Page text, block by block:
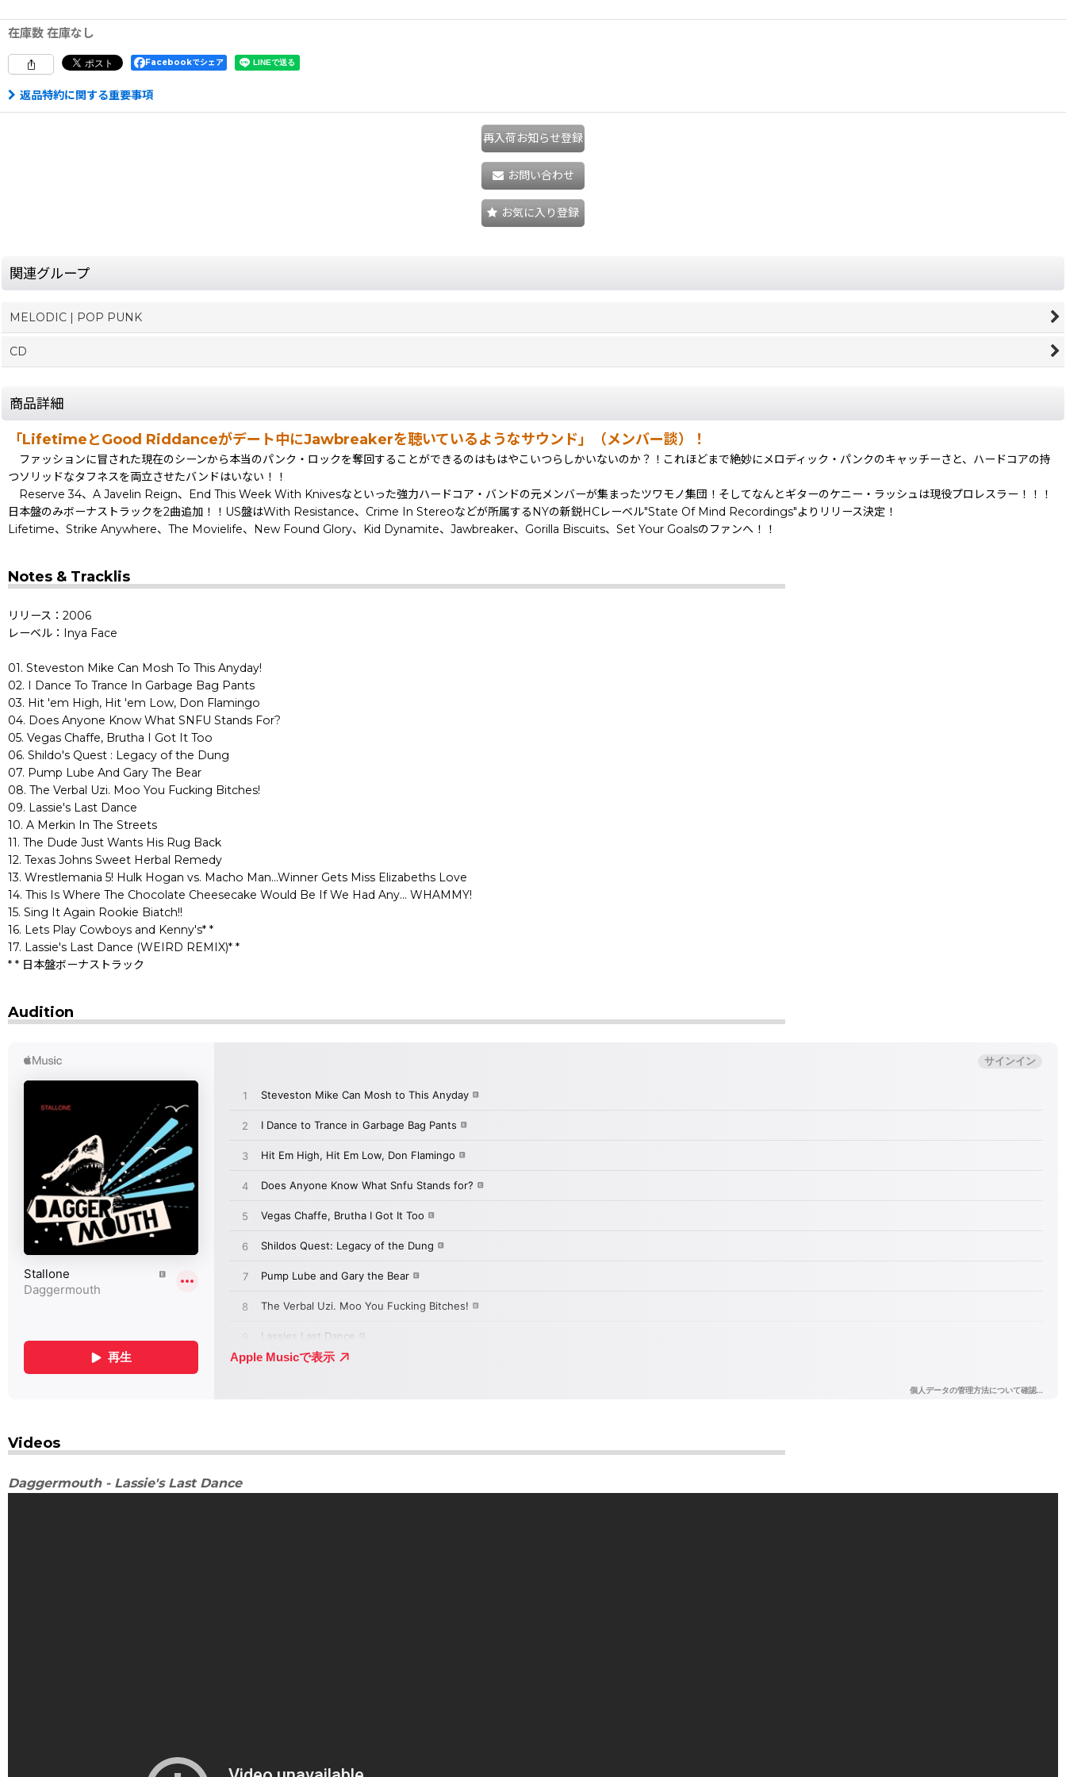
在庫数 在庫なし
Facebookでシェア
返品特約に関する重要事項
再入荷お知らせ登録
お問い合わせ
お気に入り登録
関連グループ
MELODIC | POP PUNK
CD
商品詳細
「LifetimeとGood Riddanceがデート中にJawbreakerを聴いているようなサウンド」（メンバー談）！
ファッションに冒された現在のシーンから本当のパンク・ロックを奪回することができるのはもはやこいつらしかいないのか？！これほどまで絶妙にメロディック・パンクのキャッチーさと、ハードコアの持
つソリッドなタフネスを両立させたバンドはいない！！
Reserve 34、A Javelin Reign、End This Week With Knivesなといった強力ハードコア・バンドの元メンバーが集まったツワモノ集団！そしてなんとギターのケニー・ラッシュは現役プロレスラー！！！
日本盤のみボーナストラックを2曲追加！！US盤はWith Resistance、Crime In Stereoなどが所属するNYの新鋭HCレーベル"State Of Mind Recordings"よりリリース決定！
Lifetime、Strike Anywhere、The Movielife、New Found Glory、Kid Dynamite、Jawbreaker、Gorilla Biscuits、Set Your Goalsのファンへ！！
Notes & Tracklis
リリース：2006
レーベル：Inya Face
01. Steveston Mike Can Mosh To This Anyday!
02. I Dance To Trance In Garbage Bag Pants
03. Hit 'em High, Hit 'em Low, Don Flamingo
04. Does Anyone Know What SNFU Stands For?
05. Vegas Chaffe, Brutha I Got It Too
06. Shildo's Quest : Legacy of the Dung
07. Pump Lube And Gary The Bear
08. The Verbal Uzi. Moo You Fucking Bitches!
09. Lassie's Last Dance
10. A Merkin In The Streets
11. The Dude Just Wants His Rug Back
12. Texas Johns Sweet Herbal Remedy
13. Wrestlemania 5! Hulk Hogan vs. Macho Man...Winner Gets Miss Elizabeths Love
14. This Is Where The Chocolate Cheesecake Would Be If We Had Any... WHAMMY!
15. Sing It Again Rookie Biatch!!
16. Lets Play Cowboys and Kenny's* *
17. Lassie's Last Dance (WEIRD REMIX)* *
* * 日本盤ボーナストラック
Audition
Videos
Daggermouth - Lassie's Last Dance